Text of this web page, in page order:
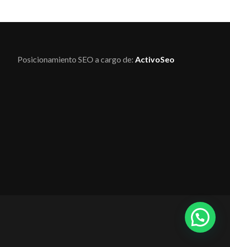
Posicionamiento SEO a cargo de: ActivoSeo